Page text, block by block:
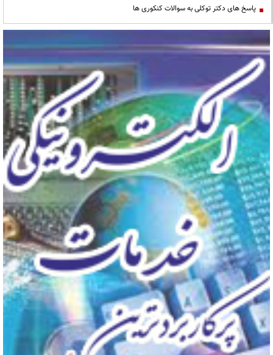
پاسخ های دکتر توکلی به سوالات کنکوری ها